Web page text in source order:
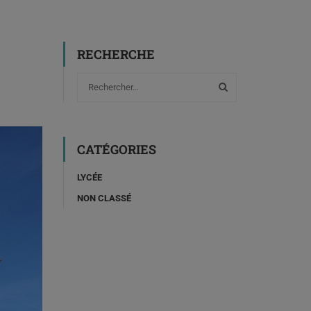
RECHERCHE
CATÉGORIES
LYCÉE
NON CLASSÉ